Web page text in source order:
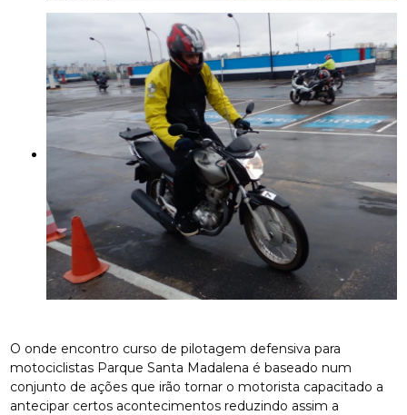
O onde encontro curso de pilotagem defensiva para
motociclistas Parque Santa Madalena é baseado num
conjunto de ações que irão tornar o motorista capacitado a
antecipar certos acontecimentos reduzindo assim a